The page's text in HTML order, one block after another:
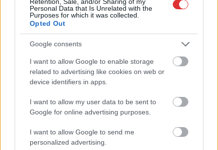
Personal Data that Is Unrelated with the
Purposes for which it was collected.
Opted Out
Google consents
I want to allow Google to enable storage
related to advertising like cookies on web or
device identifiers in apps.
I want to allow my user data to be sent to
Google for online advertising purposes.
I want to allow Google to send me
personalized advertising.
Hírlevél feliratkozás
Adja
meg e-mail címét: